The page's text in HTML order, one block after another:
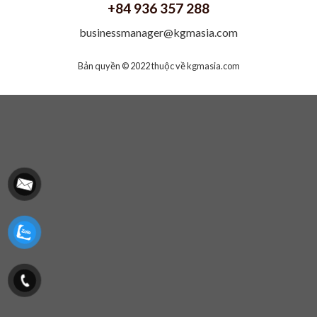
+84 936 357 288
businessmanager@kgmasia.com
Bản quyền © 2022 thuộc vềkgmasia.com